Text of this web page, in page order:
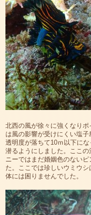
北西の風が徐々に強くなり
は風の影響が受けにくい塩
透明度が落ちて10ｍ以下に
潜るようにしました。ここ
ニーではまだ婚姻色のない
た。ここでは珍しいウミウ
体には困りませんでした。